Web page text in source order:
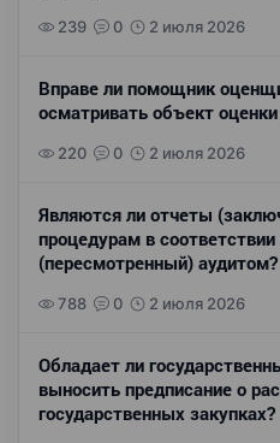
239 0 2 июля 2026
Вправе ли помощник
осматривать объект
220 0 2 июля 2026
Являются ли отчеты
процедурам в
(пересмотренный) аудитом?
788 0 2 июля 2026
Обладает ли
выносить предписание о
государственных закупках?